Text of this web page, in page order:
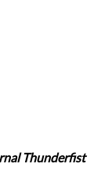
Thunderfist